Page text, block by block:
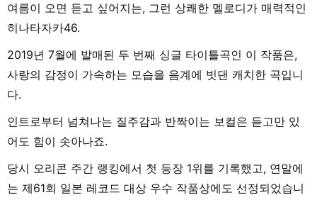
여름이 오면 듣고 싶어지는, 그런 상쾌한 멜로디가 매력적인
히나타자카46.
2019년 7월에 발매된 두 번째 싱글 타이틀곡인 이 작품은,
사랑의 감정이 가속하는 모습을 음계에 빗댄 캐치한 곡입니
다.
인트로부터 넘쳐나는 질주감과 반짝이는 보컬은 듣고만 있
어도 힘이 솟아나죠.
당시 오리콘 주간 랭킹에서 첫 등장 1위를 기록했고, 연말에
는 제61회 일본 레코드 대상 우수 작품상에도 선정되었습니